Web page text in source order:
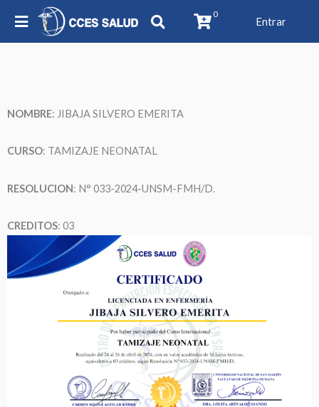
0
Entrar
NOMBRE: JIBAJA SILVERO EMERITA
CURSO: TAMIZAJE NEONATAL
RESOLUCION: N° 033-2024-UNSM-FMH/D.
CREDITOS: 03